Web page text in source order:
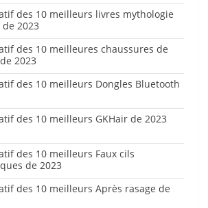
des 10 meilleurs livres mythologie
2023
des 10 meilleures chaussures de
2023
des 10 meilleurs Dongles Bluetooth
des 10 meilleurs GKHair de 2023
des 10 meilleurs Faux cils
de 2023
des 10 meilleurs Après rasage de